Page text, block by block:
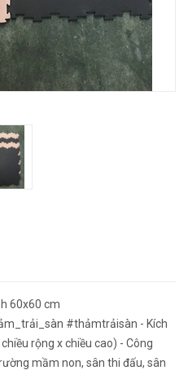
60x60 cm
#thảmtrảisàn - Kích
rộng x chiều cao) - Công
mầm non, sân thi đấu, sân